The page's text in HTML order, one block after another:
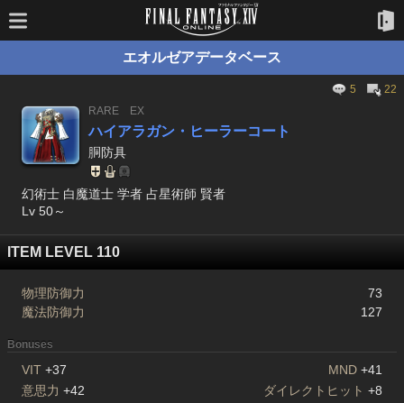
エオルゼアデータベース
5
22
RARE
EX
ハイアラガン・ヒーラーコート
胴防具
幻術士 白魔道士 学者 占星術師 賢者
Lv 50～
ITEM LEVEL 110
物理防御力
73
魔法防御力
127
Bonuses
VIT +37 MND +41
意思力 +42 ダイレクトヒット +8